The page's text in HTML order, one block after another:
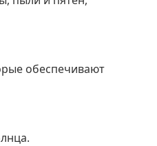
обеспечивают